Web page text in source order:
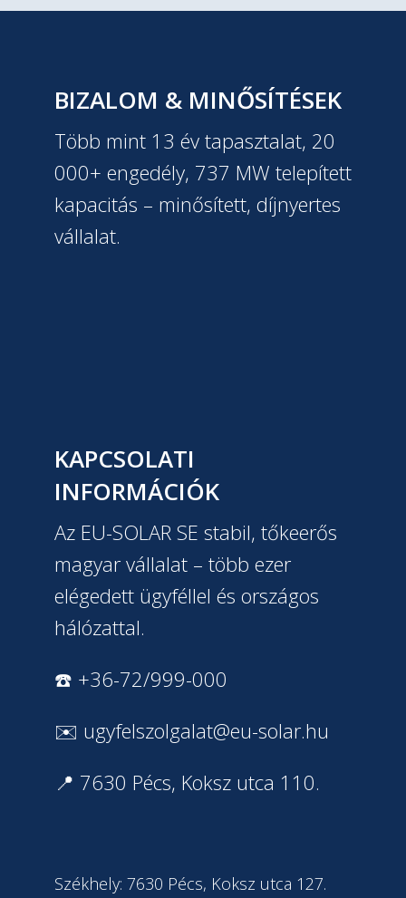
BIZALOM & MINŐSÍTÉSEK
Több mint 13 év tapasztalat, 20
000+ engedély, 737 MW telepített
kapacitás – minősített, díjnyertes
vállalat.
KAPCSOLATI
INFORMÁCIÓK
Az EU-SOLAR SE stabil, tőkeerős
magyar vállalat – több ezer
elégedett ügyféllel és országos
hálózattal.
☎️ +36-72/999-000
✉️ ugyfelszolgalat@eu-solar.hu
📍 7630 Pécs, Koksz utca 110.
Székhely: 7630 Pécs, Koksz utca 127.